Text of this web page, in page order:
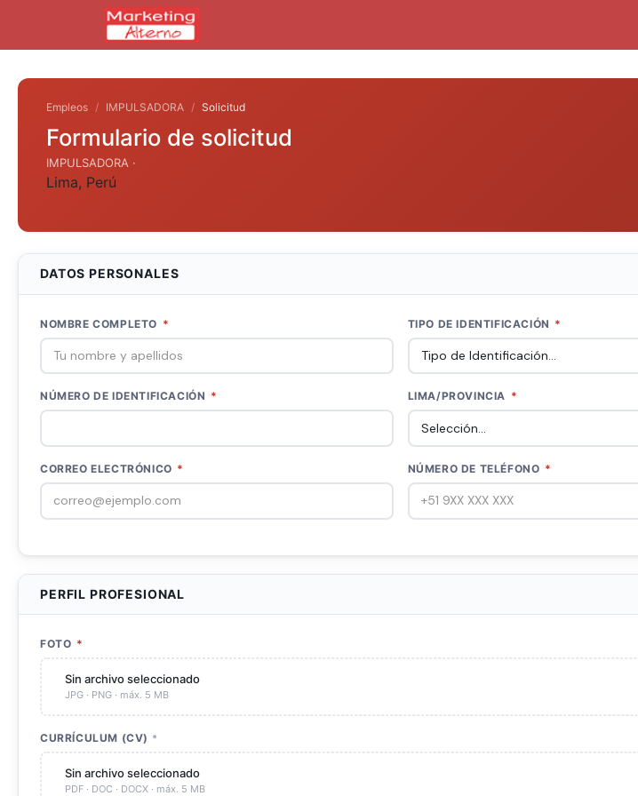
Empleos IMPULSADORA Solicitud
Formulario de solicitud
IMPULSADORA ·
Lima, Perú
DATOS PERSONALES
NOMBRE COMPLETO * TIPO DE IDENTIFICACIÓN *
NÚMERO DE IDENTIFICACIÓN * LIMA/PROVINCIA *
CORREO ELECTRÓNICO * NÚMERO DE TELÉFONO *
PERFIL PROFESIONAL
FOTO *
Sin archivo seleccionado
JPG · PNG · máx. 5 MB
CURRÍCULUM (CV) *
Sin archivo seleccionado
PDF · DOC · DOCX · máx. 5 MB